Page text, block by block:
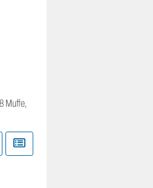
Muffe,